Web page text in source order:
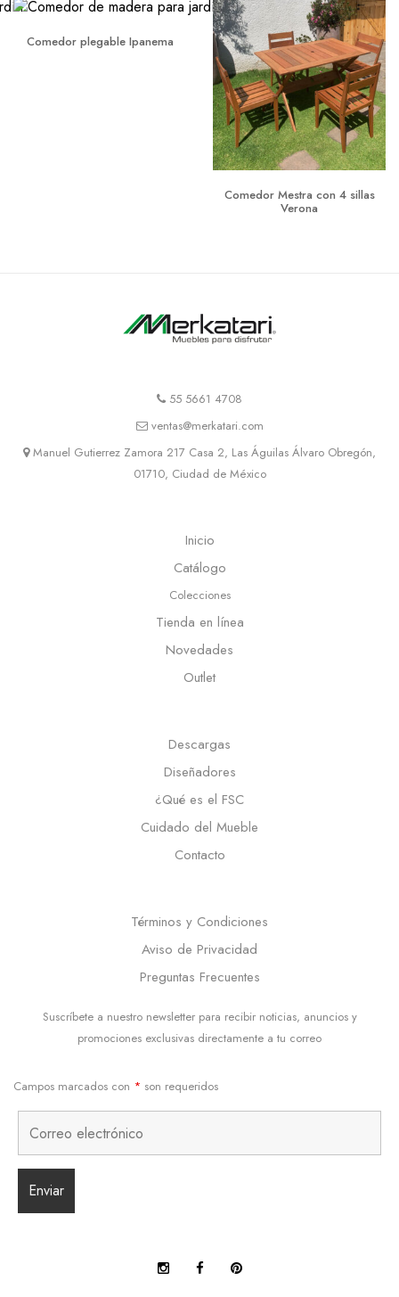
Comedor plegable Ipanema
Comedor Mestra con 4 sillas
Verona
55 5661 4708
ventas@merkatari.com
Manuel Gutierrez Zamora 217 Casa 2, Las Águilas Álvaro Obregón,
01710, Ciudad de México
Inicio
Catálogo
Colecciones
Tienda en línea
Novedades
Outlet
Descargas
Diseñadores
¿Qué es el FSC
Cuidado del Mueble
Contacto
Términos y Condiciones
Aviso de Privacidad
Preguntas Frecuentes
Suscríbete a nuestro newsletter para recibir noticias, anuncios y
promociones exclusivas directamente a tu correo
Campos marcados con * son requeridos